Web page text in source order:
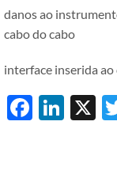
danos ao
cabo do cabo
interface inserida
X